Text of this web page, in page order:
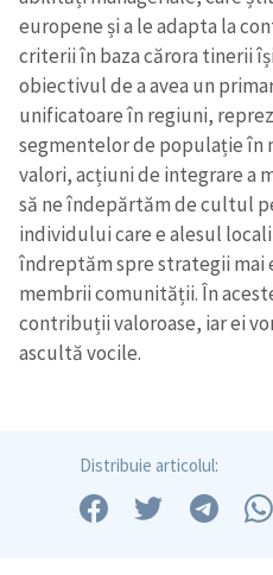
europene și a le adapta la
criterii în baza cărora tinerii
obiectivul de a avea un
unificatoare în regiuni,
segmentelor de populație
valori, acțiuni de integrare a
să ne îndepărtăm de cultul
individului care e alesul
îndreptăm spre strategii mai
membrii comunității. În
contribuții valoroase, iar ei
ascultă vocile.
Distribuie articolul: